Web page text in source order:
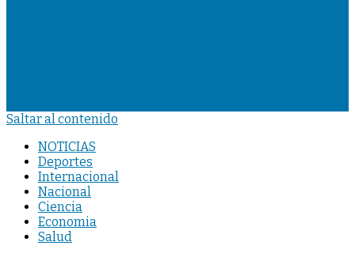
Saltar al contenido
NOTICIAS
Deportes
Internacional
Nacional
Ciencia
Economia
Salud